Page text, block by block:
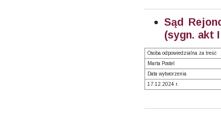
Sąd
(sygn. akt
Osoba odpowiedzialna za treść
Marta Postel
Data wytworzenia
17.12.2024 r.